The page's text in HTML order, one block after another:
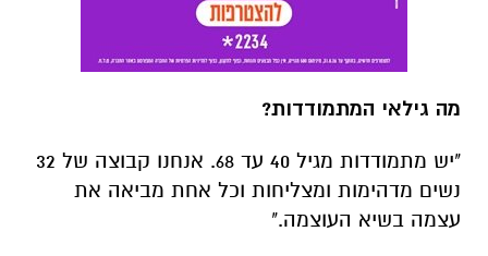
מה גילאי המתמודדות?
"יש מתמודדות מגיל 40 עד 68. אנחנו קבוצה של 32
נשים מדהימות ומצליחות וכל אחת מביאה את
עצמה בשיא העוצמה."